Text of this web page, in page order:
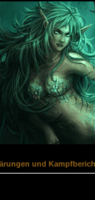
und